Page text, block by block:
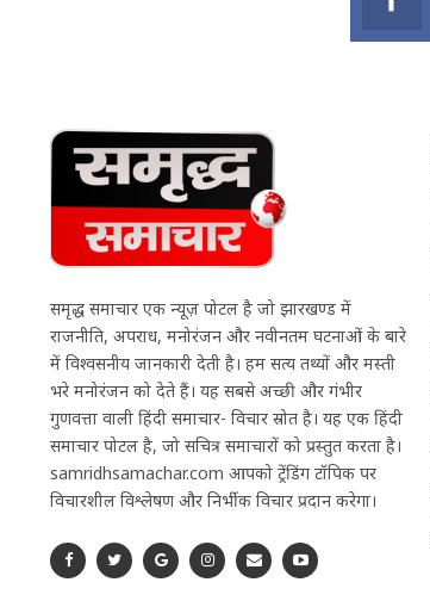
समृद्ध समाचार एक न्यूज़ पोर्टल है जो झारखण्ड में
राजनीति, अपराध, मनोरंजन और नवीनतम घटनाओं के बारे
में विश्वसनीय जानकारी देती है। हम सत्य तथ्यों और मस्ती
भरे मनोरंजन को देते हैं। यह सबसे अच्छी और गंभीर
गुणवत्ता वाली हिंदी समाचार- विचार स्रोत है। यह एक हिंदी
समाचार पोर्टल है, जो सचित्र समाचारों को प्रस्तुत करता है।
samridhsamachar.com आपको ट्रेंडिंग टॉपिक पर
विचारशील विश्लेषण और निर्भीक विचार प्रदान करेगा।